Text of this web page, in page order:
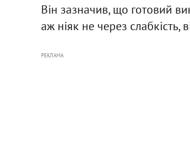
Він зазначив, що готовий
аж ніяк не через слабкість,
РЕКЛАМА